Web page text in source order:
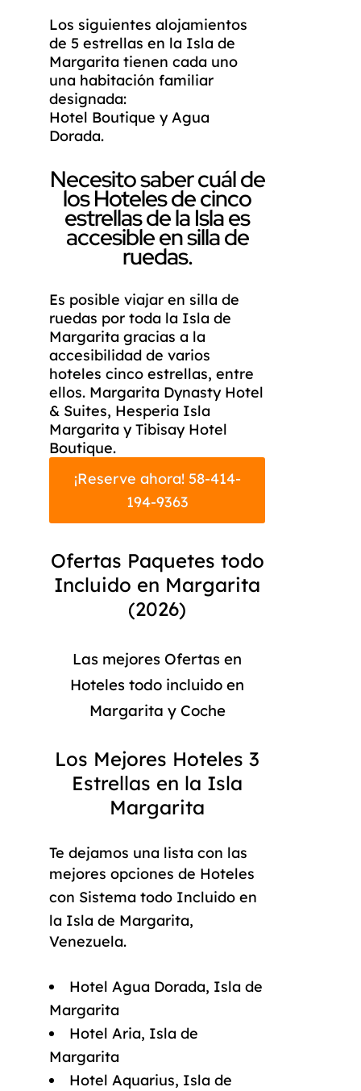
Los siguientes alojamientos
de 5 estrellas en la Isla de
Margarita tienen cada uno
una habitación familiar
designada:
Hotel Boutique y Agua
Dorada.
Necesito saber cuál de
los Hoteles de cinco
estrellas de la Isla es
accesible en silla de
ruedas.
Es posible viajar en silla de
ruedas por toda la Isla de
Margarita gracias a la
accesibilidad de varios
hoteles cinco estrellas, entre
ellos. Margarita Dynasty Hotel
& Suites, Hesperia Isla
Margarita y Tibisay Hotel
Boutique.
¡Reserve ahora! 58-414-
194-9363
Ofertas Paquetes todo
Incluido en Margarita
(2026)
Las mejores Ofertas en
Hoteles todo incluido en
Margarita y Coche
Los Mejores Hoteles 3
Estrellas en la Isla
Margarita
Te dejamos una lista con las
mejores opciones de Hoteles
con Sistema todo Incluido en
la Isla de Margarita,
Venezuela.
Hotel Agua Dorada, Isla de
Margarita
Hotel Aria, Isla de
Margarita
Hotel Aquarius, Isla de